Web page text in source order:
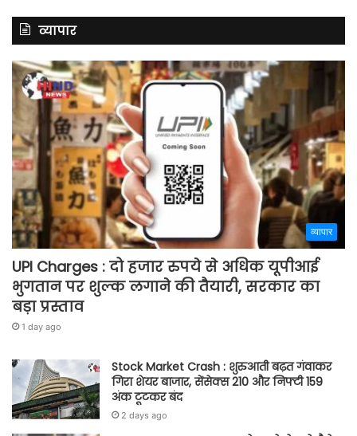
व्यापार
व्यापार
UPI Charges : दो हजार रुपये से अधिक यूपीआई
भुगतान पर शुल्क लगाने की तैयारी, सरकार का
बड़ा प्रस्ताव
1 day ago
Stock Market Crash : शुरुआती बढ़त गंवाकर
गिरा शेयर बाजार, सेंसेक्स 210 और निफ्टी 159
अंक टूटकर बंद
2 days ago